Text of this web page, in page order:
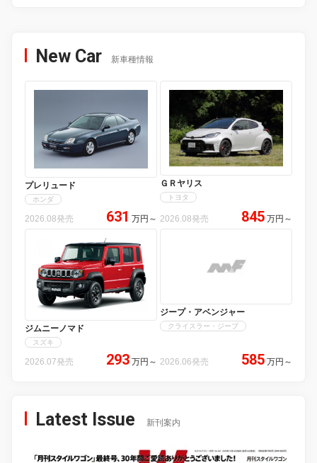
New Car 新車種情報
プレリュード
ホンダ
2026.08発売 631 万円 ～
ＧＲヤリス
トヨタ
2026.08発売 845 万円 ～
ジムニーノマド
スズキ
2026.07発売 293 万円 ～
ジープ・アベンジャー
クライスラー・ジープ
2026.06発売 585 万円 ～
Latest Issue 新刊案内